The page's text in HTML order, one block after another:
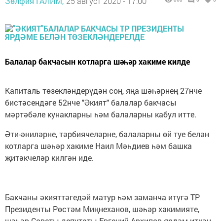
Балалар бакчасын котларга шәһәр хакиме килде
Капиталь төзекләндерүдән соң, яңа шәһәрнең 27нче
бистәсендәге 52нче "Әкият" балалар бакчасы
мәртәбәле кунакларны һәм балаларны кабул итте.
Әти-әниләрне, тәрбиячеләрне, балаларны өй туе белән
котларга шәһәр хакиме Наил Мәһдиев һәм башка
җитәкчеләр килгән иде.
Бакчаны әкияттәгедәй матур һәм заманча итүгә ТР
Президенты Рөстәм Миңнеханов, шәһәр хакимияте,